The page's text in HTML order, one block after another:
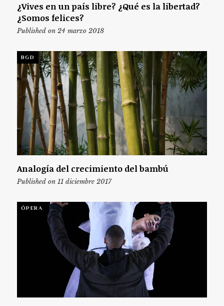
¿Vives en un país libre? ¿Qué es la libertad?
¿Somos felices?
Published on 24 marzo 2018
BGD
Analogía del crecimiento del bambú
Published on 11 diciembre 2017
ÓPERA